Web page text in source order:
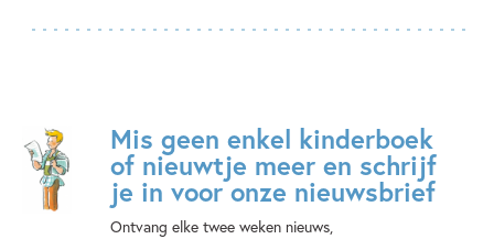
Mis geen enkel kinderboek
of nieuwtje meer en schrijf
je in voor onze nieuwsbrief
Ontvang elke twee weken nieuws,